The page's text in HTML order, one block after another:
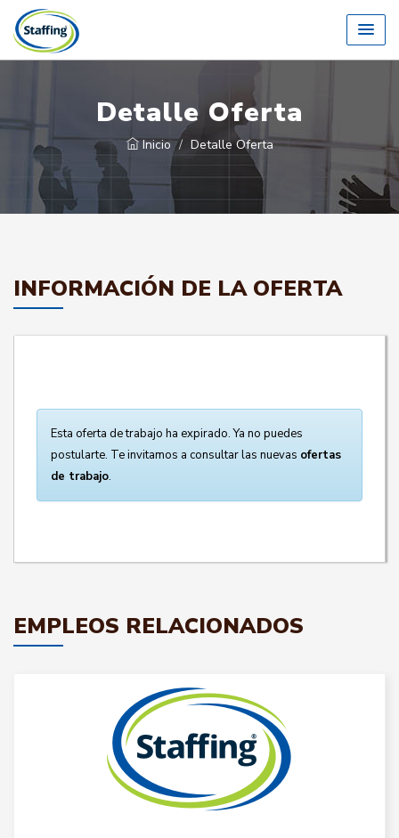
Detalle Oferta
Inicio Detalle Oferta
INFORMACIÓN DE LA OFERTA
Esta oferta de trabajo ha expirado. Ya no puedes
postularte. Te invitamos a consultar las nuevas ofertas
de trabajo.
EMPLEOS RELACIONADOS